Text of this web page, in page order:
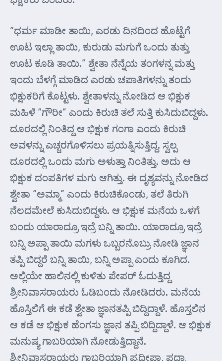
“ಧರ್ಮ ಮಾಡೀ ತಾಯಿ, ಎರಡು ದಿನದಿಂದ ಹೊಟ್ಟೆಗೆ
ಊಟ ಇಲ್ಲಾ ತಾಯಿ, ಕುರುಡು ಮಗುಗೆ ಒಂದು ತುತ್ತು
ಊಟ ಕೂಡಿ ತಾಯಿ.” ಶ್ವೇತಾ ನೆನ್ನೆಯ ತಂಗಳನ್ನ ಮತ್ತು
ಇಂದು ಬೆಳಗ್ಗೆ ಮಾಡಿದ ಎರಡು ಚಪಾತಿಗಳನ್ನು ತಂದು
ಭಿಕ್ಷುಕರಿಗೆ ಕೊಟ್ಟಳು. ಶ್ವೇತಾಳನ್ನು ನೋಡಿದ ಆ ಭಿಕ್ಷುಕ
ಮಹಿಳೆ “ಗೌರೀ” ಎಂದು ಕಿರುಚಿ ತಲೆ ಸುತ್ತಿ ಕುಸಿದುಬಿದ್ದಳು.
ದೂರದಲ್ಲಿ ನಿಂತಿದ್ದ ಆ ಭಿಕ್ಷುಕ ಗಂಗಾ ಎಂದು ಕಿರುಚಿ
ಅವಳನ್ನು ಎಚ್ಚರಗೊಳಿಸಲು ಪ್ರಯತ್ನಿಸುತ್ತಿದ್ದ. ಸ್ವಲ್ಪ
ದೂರದಲ್ಲಿ ಒಂದು ಮಗು ಅಳುತ್ತಾ ನಿಂತಿತ್ತು. ಅದು ಆ
ಭಿಕ್ಷುಕ ದಂಪತಿಗಳ ಮಗು ಆಗಿತ್ತು. ಈ ದೃಶ್ಯವನ್ನು ನೋಡಿದ
ಶ್ವೇತಾ “ಅಮ್ಮಾ” ಎಂದು ಕಿರುಚಿಕೊಂಡು, ತಲೆ ತಿರುಗಿ
ನೆಲದಮೇಲೆ ಕುಸಿದುಬಿದ್ದಳು. ಆ ಭಿಕ್ಷುಕ ಮನೆಯ ಒಳಗೆ
ಬಂದು ಯಾರಾದ್ರೂ ಇದ್ರೆ ಬನ್ನಿ ತಾಯಿ. ಯಾರಾದ್ರೂ ಇದ್ರೆ
ಬನ್ನಿ ಅಪ್ಪಾ ತಾಯಿ ಮಗಳು ಒಬ್ಬರನೊಬ್ರು ನೋಡಿ ಜ್ಞಾನ
ತಪ್ಪಿ ಬಿದ್ದರೆ ಬನ್ನಿ ತಾಯಿ, ಬನ್ನಿ ಅಪ್ಪಾ ಎಂದು ಕೂಗಿದ.
ಅಲ್ಲಿಯೇ ಹಾಲಿನಲ್ಲಿ ಕುಳಿತು ಪೇಪರ್ ಓದುತ್ತಿದ್ದ
ಶ್ರೀನಿವಾಸರಾಯರು ಓಡಿಬಂದು ನೋಡಿದರು. ಮನೆಯ
ಹೊಸ್ತಿಲಿಗೆ ಈ ಕಡೆ ಶ್ವೇತಾ ಜ್ಞಾನತಪ್ಪಿ ಬಿದ್ದಿದ್ದಾಳೆ. ಹೊಸ್ತಲಿನ
ಆ ಕಡೆ ಆ ಭಿಕ್ಷುಕ ಹೆಂಗಸು ಜ್ಞಾನ ತಪ್ಪಿ ಬಿದ್ದಿದ್ದಾಳೆ. ಆ ಭಿಕ್ಷುಕ
ಮನುಷ್ಯ ಗಾಬರಿಯಾಗಿ ನೋಡುತ್ತಿದ್ದಾನೆ.
ಶ್ರೀನಿವಾಸರಾಯರು ಗಾಬರಿಯಾಗಿ ಪ್ರದೀಪಾ, ಪದ್ಮಾ